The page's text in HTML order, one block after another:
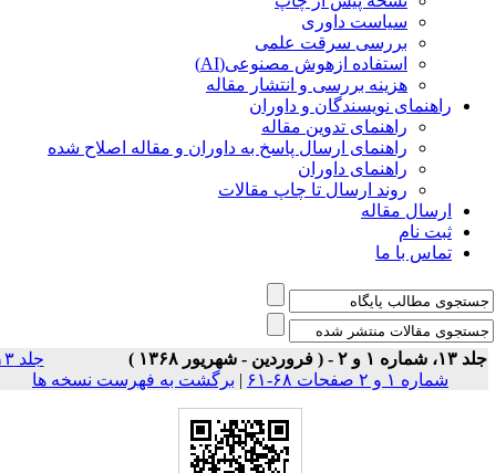
سیاست داوری
بررسی سرقت علمی
استفاده ازهوش مصنوعی(AI)
هزینه بررسی و انتشار مقاله
راهنمای نویسندگان و داوران
راهنمای تدوین مقاله
راهنمای ارسال پاسخ به داوران و مقاله اصلاح شده
راهنمای داوران
روند ارسال تا چاپ مقالات
ارسال مقاله
ثبت نام
تماس با ما
۱ و ۲ - ( فروردین - شهریور ۱۳۶۸ )
جلد ۱۳
شماره ۱ و ۲ صفحات ۶۸-۶۱
| برگشت به فهرست نسخه ها